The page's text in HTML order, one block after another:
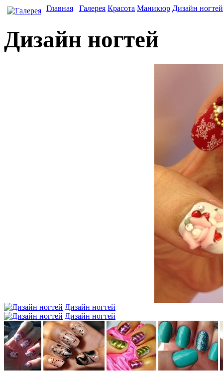
Главная Галерея Красота Маникюр Дизайн ногтей
Дизайн ногтей
Дизайн ногтей
Дизайн ногтей